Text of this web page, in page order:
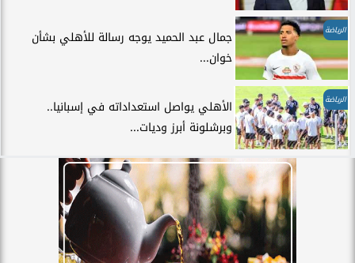
الرياضة
جمال عبد الحميد يوجه رسالة للأهلي بشأن
خوان...
الرياضة
الأهلي يواصل استعداداته في إسبانيا..
وبرشلونة أبرز وديات...